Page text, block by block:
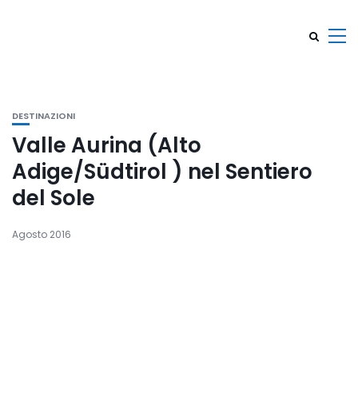
DESTINAZIONI
Valle Aurina (Alto
Adige/Südtirol ) nel Sentiero
del Sole
Agosto 2016